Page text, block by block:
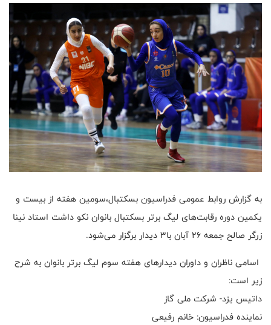
به گزارش روابط عمومی فدراسیون بسکتبال،سومین هفته از بیست و
یکمین دوره رقابت‌های لیگ برتر بسکتبال بانوان نکو داشت استاد نینا
زرگر صالح جمعه ۲۶ آبان با۳ دیدار برگزار می‌شود‌.
اسامی ناظران و داوران دیدارهای هفته سوم لیگ برتر بانوان به شرح
زیر است:
داتیس یزد- شرکت ملی گاز
نماینده فدراسیون: خانم رفیعی